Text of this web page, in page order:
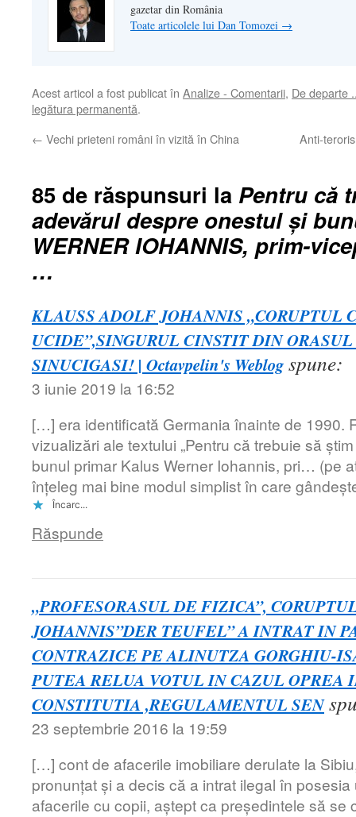
gazetar din România
Toate articolele lui Dan Tomozei →
Acest articol a fost publicat în Analize - Comentarii, De departe
legătura permanentă.
← Vechi prieteni români în vizită în China Anti-
85 de răspunsuri la Pentru că
adevărul despre onestul și
WERNER IOHANNIS, prim-
…
KLAUSS ADOLF JOHANNIS „CORUPTUL
UCIDE”,SINGURUL CINSTIT DIN
SINUCIGASI! | Octavpelin's Weblog spune:
3 iunie 2019 la 16:52
[…] era identificată Germania înainte de 1990.
vizualizări ale textului „Pentru că trebuie să
bunul primar Kalus Werner Iohannis, pri… (pe
înțeleg mai bine modul simplist în care
Încarc...
Răspunde
„PROFESORASUL DE FIZICA”,
JOHANNIS”DER TEUFEL” A INTRAT IN
CONTRAZICE PE ALINUTZA GORGHIU-
PUTEA RELUA VOTUL IN CAZUL OPREA
CONSTITUTIA ,REGULAMENTUL SEN
23 septembrie 2016 la 19:59
[…] cont de afacerile imobiliare derulate la
pronunțat și a decis că a intrat ilegal în
afacerile cu copii, aștept ca președintele să